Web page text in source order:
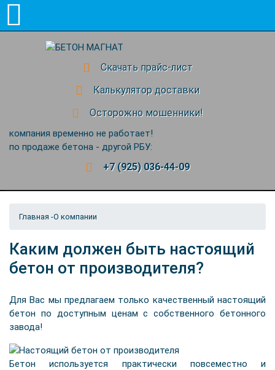
Скачать прайс-лист
Калькулятор доставки
Осторожно мошенники!
компания временно не работает!
по продаже бетона - другой РБУ:
+7 (925) 036-44-09
Главная -О компании
Каким должен быть настоящий
бетон от производителя?
Для Вас мы предлагаем только качественный настоящий
бетон по доступным ценам с собственного бетонного
завода!
Бетон используется практически повсеместно и